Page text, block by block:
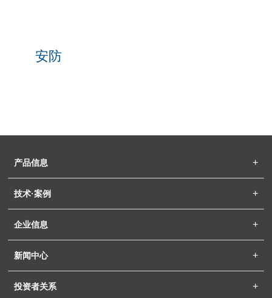
安防
产品信息
技术·案例
企业信息
新闻中心
投资者关系